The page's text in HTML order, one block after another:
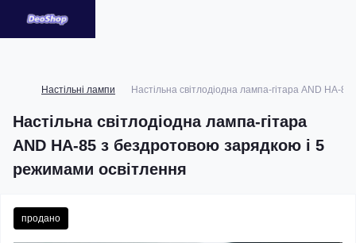
Настільні лампи Настільна світлодіодна лампа-гітара AND HA-
Настільна світлодіодна лампа-гітара
AND HA-85 з бездротовою зарядкою і 5
режимами освітлення
продано